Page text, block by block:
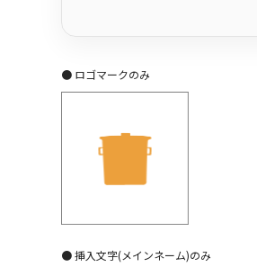
● ロゴマークのみ
● 挿入文字(メインネーム)のみ